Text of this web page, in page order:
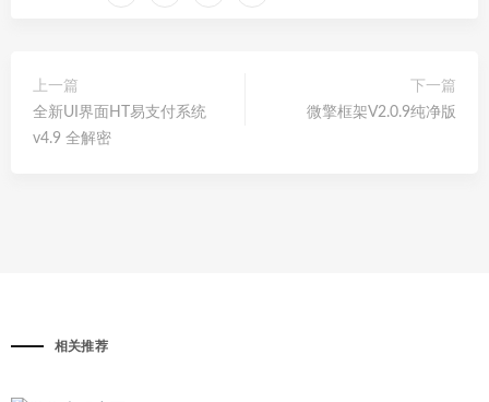
上一篇
全新UI界面HT易支付系统
v4.9 全解密
下一篇
微擎框架V2.0.9纯净版
相关推荐